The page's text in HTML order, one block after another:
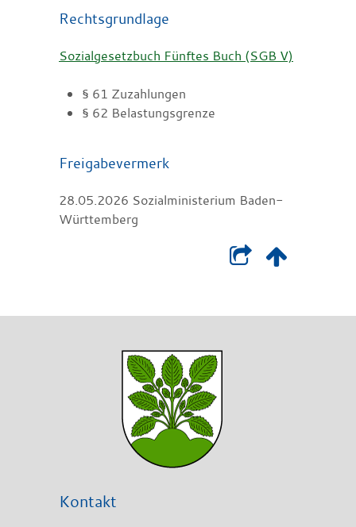
Rechtsgrundlage
Sozialgesetzbuch Fünftes Buch (SGB V)
§ 61 Zuzahlungen
§ 62 Belastungsgrenze
Freigabevermerk
28.05.2026 Sozialministerium Baden-
Württemberg
Kontakt